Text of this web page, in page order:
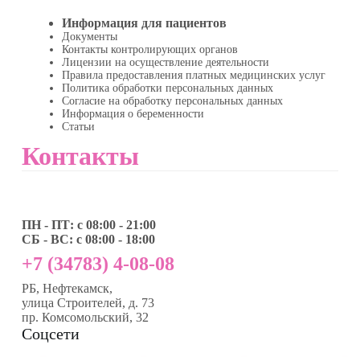
Информация для пациентов
Документы
Контакты контролирующих органов
Лицензии на осуществление деятельности
Правила предоставления платных медицинских услуг
Политика обработки персональных данных
Согласие на обработку персональных данных
Информация о беременности
Статьи
Контакты
ПН - ПТ: с 08:00 - 21:00
СБ - ВС: с 08:00 - 18:00
+7 (34783) 4-08-08
РБ, Нефтекамск,
улица Строителей, д. 73
пр. Комсомольский, 32
Соцсети